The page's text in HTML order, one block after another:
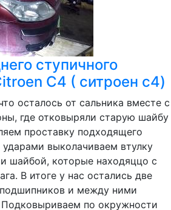
ступичного
C4 ( ситроен с4)
осталось от сальника вместе с
где отковыряли старую шайбу
проставку подходящего
выколачиваем втулку
шайбой, которые находяццо с
В итоге у нас остались две
и между ними
Подковыриваем по окружности